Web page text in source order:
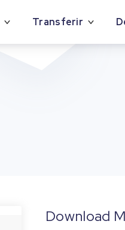
Transferir
Download